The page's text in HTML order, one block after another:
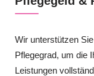
Wir unterstützen
Pflegegrad, um die
Leistungen